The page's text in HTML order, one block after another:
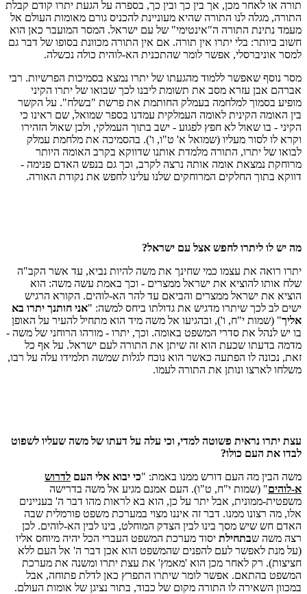
תורה או לאחר מכן, אך בין כך ובין כך, בספרה על הגעת יתרו קודם קבלת
התורה, מגלה לנו התורה שהיא מעוניינת להכניס גורם מאומות העולם אל
מעמד נתינת התורה ה"אינטימי" של עם ישראל. המסר המועבר כאן הוא
חשוב ביותר: בלי יתרו אין תורה. אם אין התורה מכוונת בסופו של דבר גם
למסר אוניברסלי, אפשר לומר שהתכנית הא-לוהית כולה נכשלה.
מסר נוסף שאפשר ללמוד מהגעתו של יתרו נמצא בסמיכות הפרשיות. רבי
אברהם אבן עזרא מסב את תשומת ליבנו לכך שבואו של יתרו הקיני
מופיע בסמוך למלחמה בעמלק החותמת את פרשת "בשלח". על הקשר
בין האומה הקינית לאומה העמלקית עמדנו בספר שמואל, שם ראינו כי
הקיני - בו שאול לא חפץ לפגוע - ישב בתוך העמלקי, ולכן שאול הזהירו
וקרא לו לסור מעליו (שמואל א' ט"ו, ו'). בהסמיכה את מלחמת עמלק
לבואו של יתרו, התורה מלמדת אותנו שדווקא בקרב האומה היותר
מרוחקת נמצאת אומה אותה נרצה לקרב, וכך גם בנפש האדם פנימה -
דווקא בתוך החלקים המרוחקים שלנו עלינו לחפש את נקודת האורה.
מה יש לו ליתרו לחפש אצל עם ישראל?
יתרו רואה את עצמו כמי שחינך את משה להיות נביא, עד אשר הקב"ה
שלח אותו להוציא את ישראל ממצרים - וכך באמת עשה משה: הוא
הוציא את ישראל ממצרים והביאם עד להר הא-לוהים. הקורא הרגיש
ישים לב לכך שיתרו מדגיש את גדולתו ביחס למשה: "אני חותנך יתרו בא
אליך" (שמות י"ח, ו'), ובהגיעו אל משה מיד הוא מתחיל להעיר על האופן
בו יש לנהל את סדרי המשפט באומה. וכך, יתרו - מורהו הרוחני של משה -
מדמה בדעתו שכעת הוא זה שיתן את התורה לעם ישראל. על אף כל
זאת, נכונה לו הפתעה כאשר הוא נוכח לגלות שמשה תלמידו עלה על רבו,
משלחו לארצו ונותן את התורה לעמו.
עצת יתרו נראית פשוטה למדי, וכי עלה על דעתו של משה שעליו לשפוט
לבדו את העם כולו?
משה הבין מה העם דורש ממנו באמת: "כי יבוא אלי העם לדרוש
א-לוהים" (שמות י"ח, ט"ו). העם אמנם מגיע אל משה בדרישה
משפטית-ממונית, אבל יתר על כן, הוא בא לראות מהו דבר ה' בעניינים
אלו, מה רצונו ממנו. דבר זה איננו מצוי במערכת משפט פורמלית שבה
האדם חש שיש מסך בינו לבין הצדק המוחלט, בינו לבין הא-לוהים. לכן
רצה משה שבתחילת יסוד מערכת המשפט העברי הכל יהיה מיוחס אליו
(על מנת לאפשר לעם להפנים שהמשפט הוא אכן דבר ה' אל העם ללא
חציצות). רק לאחר מכן הוא 'מאמץ' את עצת יתרו ומשנה את מערכת
המשפט בהתאם. אפשר לומר שיתרו התפרץ כאן לדלת פתוחה, אבל
במכוון השאירה לו התורה מקום של כבוד, בתור נציגן של אומות העולם.